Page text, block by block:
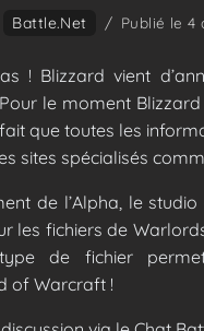
Battle.net / Publié le 4
! Blizzard vient
le moment
que toutes les
sites spécialisés
de l’Alpha, le
les fichiers de
de fichier
of Warcraft !